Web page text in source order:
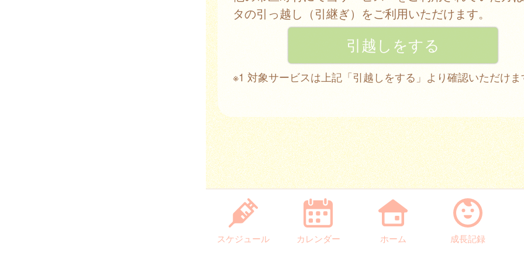
タの引っ越し（引継ぎ）をご利用いただけます。
※1 対象サービスは上記「引越しをする」より確認いただけま
スケジュール カレンダー ホーム 成長記録